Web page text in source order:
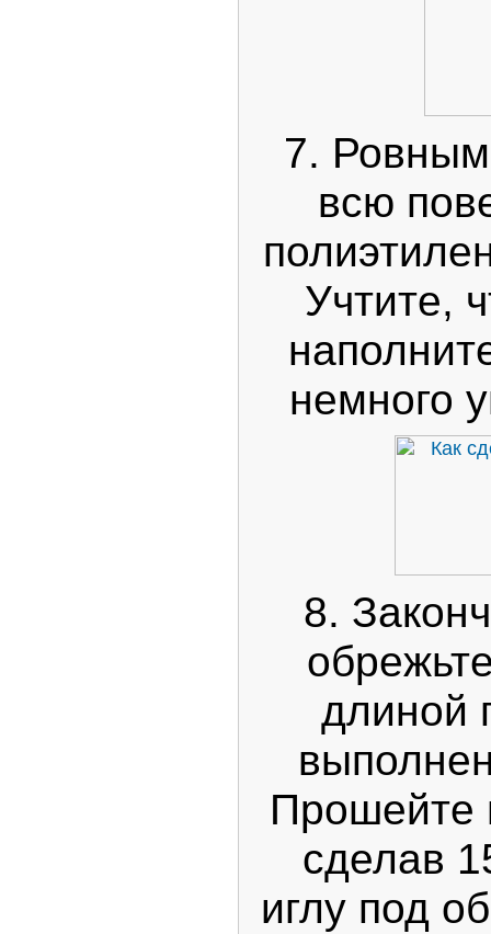
7. Ровным
всю
Учтите,
немного
8.
длиной
Прошейте
сделав
иглу под